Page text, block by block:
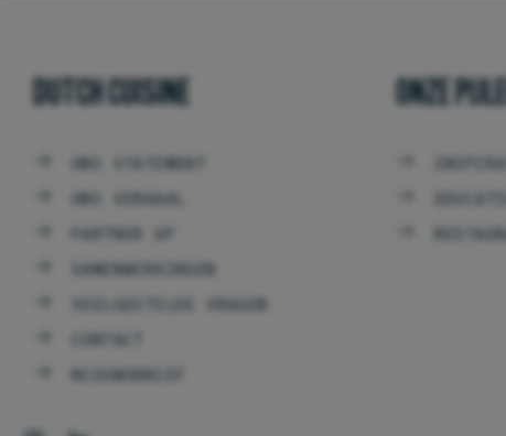
DUTCH CUISINE
ONS STATEMENT
ONS VERHAAL
PARTNER UP
SAMENWERKINGEN
VEELGESTELDE VRAGEN
CONTACT
NIEUWSBRIEF
ONZE